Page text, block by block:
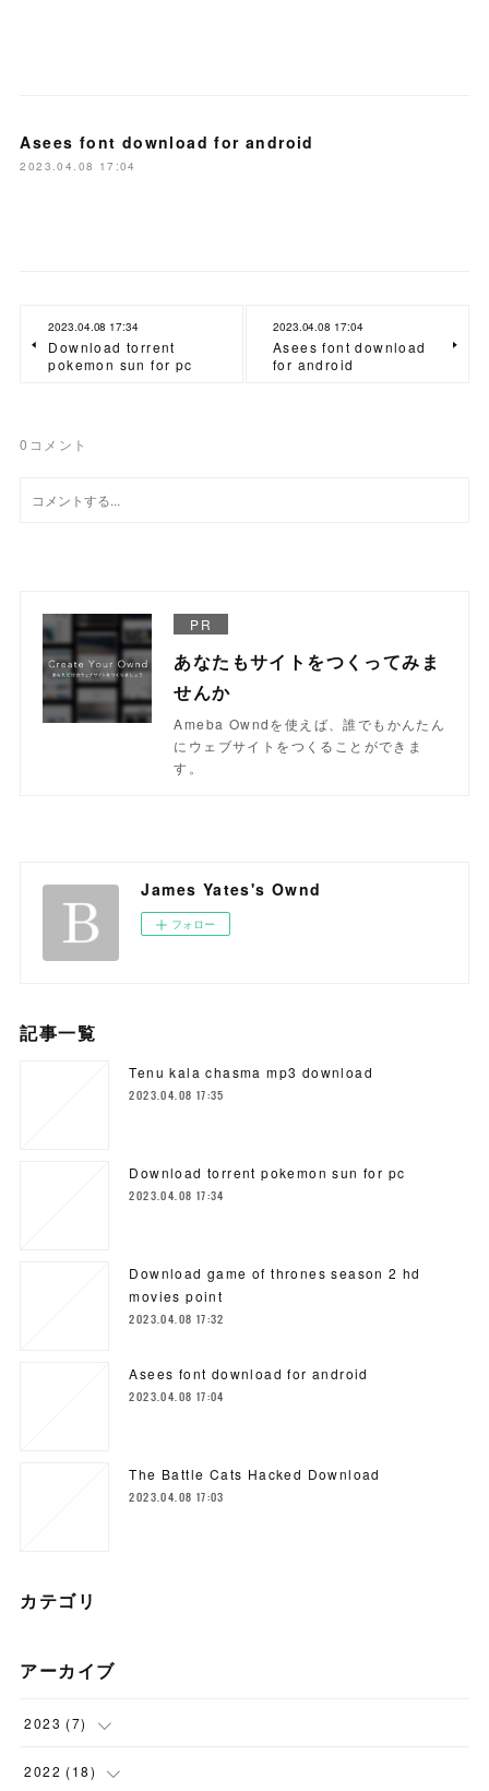
Asees font download for android
2023.04.08 17:04
2023.04.08 17:34
Download torrent
pokemon sun for pc
2023.04.08 17:04
Asees font download
for android
0 コメント
PR
あなたもサイトをつくってみま
せんか
Ameba Owndを使えば、誰でもかんたん
にウェブサイトをつくることができま
す。
James Yates's Ownd
フォロー
記事一覧
Tenu kala chasma mp3 download
2023.04.08 17:35
Download torrent pokemon sun for pc
2023.04.08 17:34
Download game of thrones season 2 hd
movies point
2023.04.08 17:32
Asees font download for android
2023.04.08 17:04
The Battle Cats Hacked Download
2023.04.08 17:03
カテゴリ
アーカイブ
2023 (7)
(5)
2022 (18)